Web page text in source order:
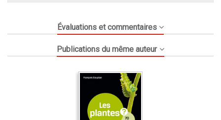
Évaluations et commentaires
Publications du même auteur